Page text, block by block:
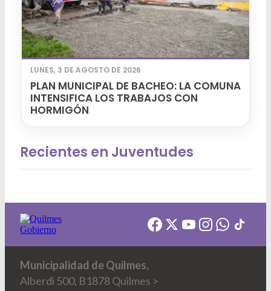
LUNES, 3 DE AGOSTO DE 2026
PLAN MUNICIPAL DE BACHEO: LA COMUNA
INTENSIFICA LOS TRABAJOS CON
HORMIGÓN
Recientes en Juventudes
Municipalidad de Quilmes,
Alberdi 500, B1878 Quilmes >